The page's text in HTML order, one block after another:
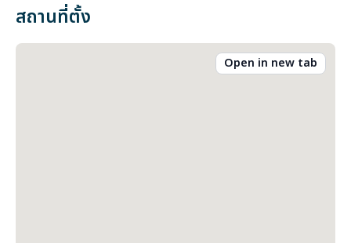
สถานที่ตั้ง
Open in new tab